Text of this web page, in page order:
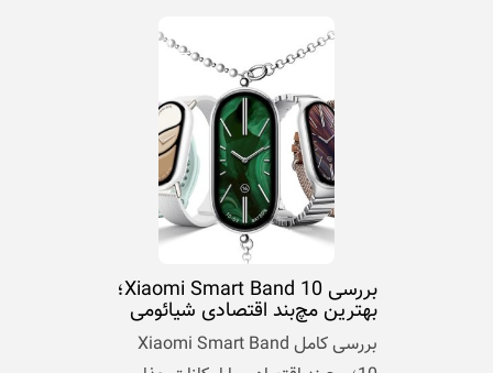
بررسی Xiaomi Smart Band 10؛
بهترین مچ‌بند اقتصادی شیائومی
بررسی کامل Xiaomi Smart Band